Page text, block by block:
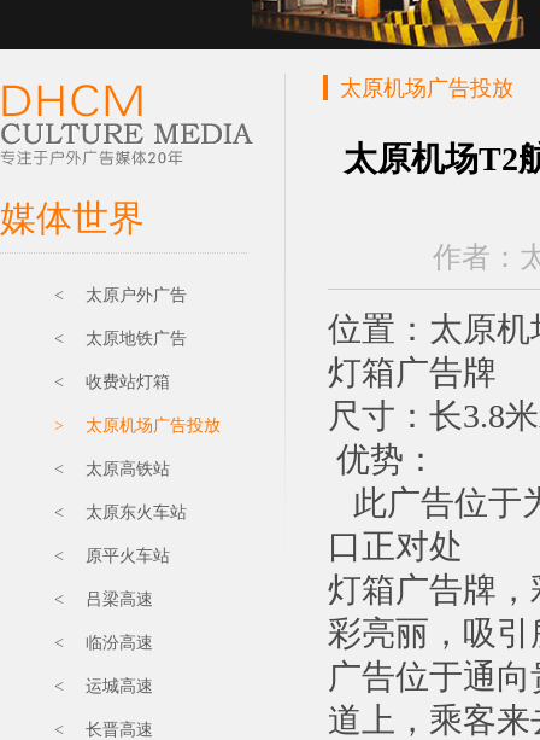
媒体世界
< 太原户外广告
< 太原地铁广告
< 收费站灯箱
> 太原机场广告投放
< 太原高铁站
< 太原东火车站
< 原平火车站
< 吕梁高速
< 临汾高速
< 运城高速
< 长晋高速
太原机场广告投放
太原机场T2
作者：
位置：太原
灯箱广告牌
尺寸：长3.8
优势：
此广告位于
口正对处
灯箱广告牌
彩亮丽，吸
广告位于通
道上，乘客